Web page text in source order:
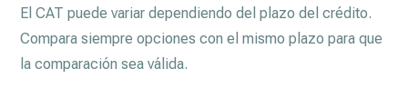
El CAT puede variar dependiendo del plazo del crédito.
Compara siempre opciones con el mismo plazo para que
la comparación sea válida.